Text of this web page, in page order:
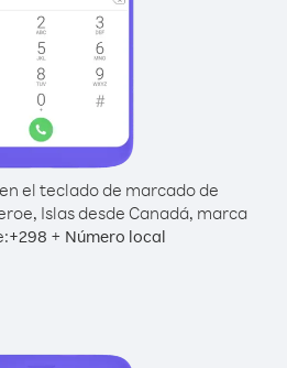
el teclado de marcado de
Islas desde Canadá, marca
+298 + Número local